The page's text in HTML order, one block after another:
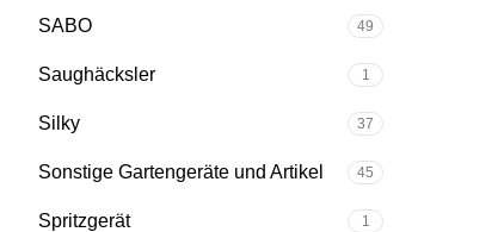
SABO 49
Saughäcksler 1
Silky 37
Sonstige Gartengeräte und Artikel 45
Spritzgerät 1